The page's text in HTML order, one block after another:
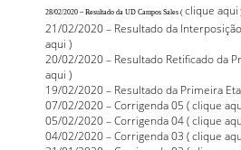
28/02/2020 – Resultado da UD Campos Sales ( clique aqui
21/02/2020 – Resultado da
aqui )
20/02/2020 – Resultado Retificado da
aqui )
19/02/2020 – Resultado da Primeira
07/02/2020 – Corrigenda 05 (clique
05/02/2020 – Corrigenda 04 (clique
04/02/2020 – Corrigenda 03 (clique